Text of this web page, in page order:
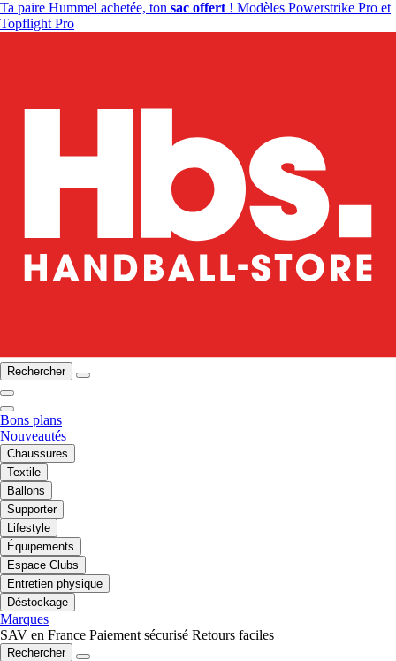
Ta paire Hummel achetée, ton sac offert ! Modèles Powerstrike Pro et
Topflight Pro
Rechercher
Bons plans
Nouveautés
Chaussures
Textile
Ballons
Supporter
Lifestyle
Équipements
Espace Clubs
Entretien physique
Déstockage
Marques
SAV en France Paiement sécurisé Retours faciles
Rechercher